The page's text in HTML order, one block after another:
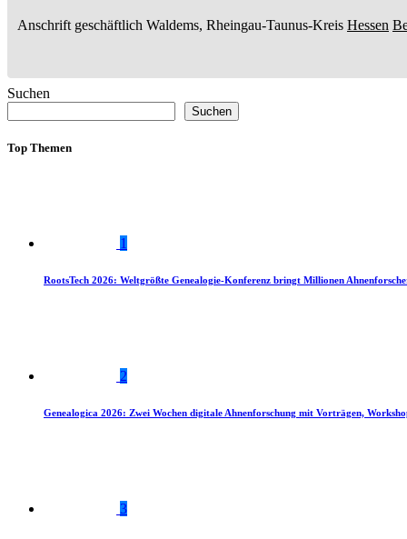
Anschrift geschäftlich Waldems, Rheingau-Taunus-Kreis Hessen
Suchen
Suchen
Top Themen
1
RootsTech 2026: Weltgrößte Genealogie-Konferenz bringt Millionen
2
Genealogica 2026: Zwei Wochen digitale Ahnenforschung mit Vorträgen,
3